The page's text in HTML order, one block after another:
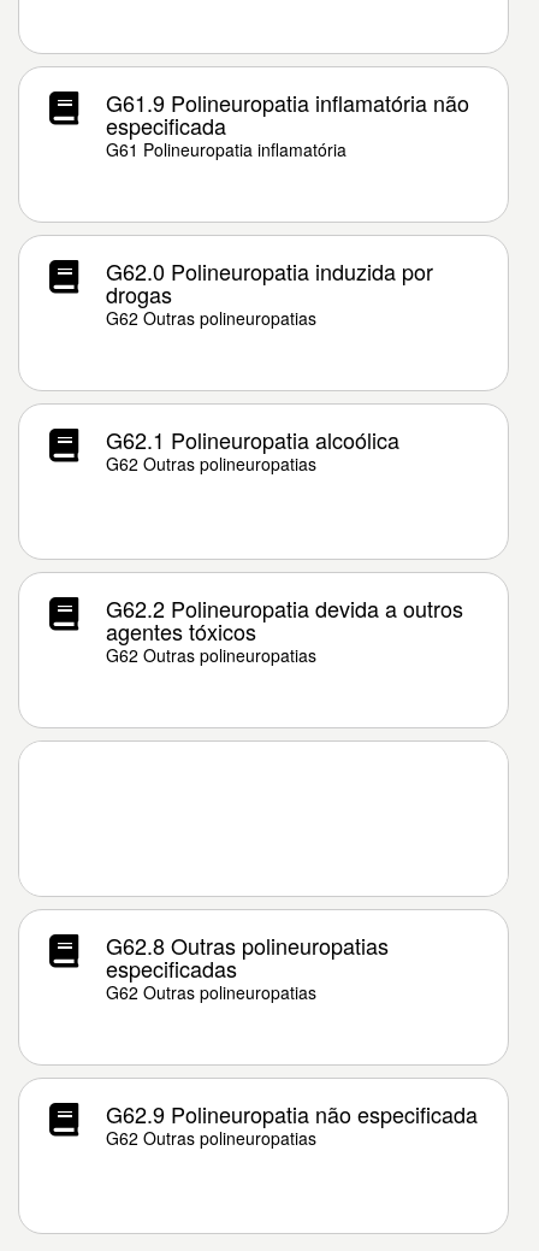
G61.9 Polineuropatia inflamatória não
especificada
G61 Polineuropatia inflamatória
G62.0 Polineuropatia induzida por
drogas
G62 Outras polineuropatias
G62.1 Polineuropatia alcoólica
G62 Outras polineuropatias
G62.2 Polineuropatia devida a outros
agentes tóxicos
G62 Outras polineuropatias
G62.8 Outras polineuropatias
especificadas
G62 Outras polineuropatias
G62.9 Polineuropatia não especificada
G62 Outras polineuropatias